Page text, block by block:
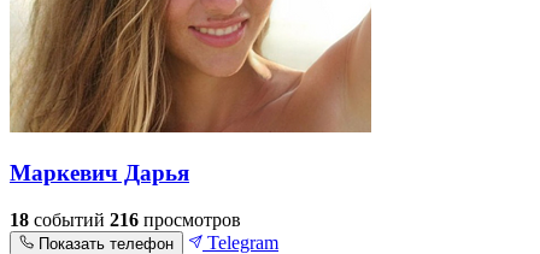
Маркевич Дарья
18 событий 216 просмотров
Показать телефон
Telegram